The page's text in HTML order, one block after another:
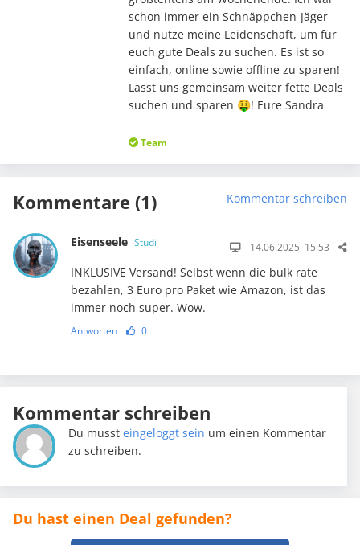
schon immer ein Schnäppchen-Jäger
und nutze meine Leidenschaft, um für
euch gute Deals zu suchen. Es ist so
einfach, online sowie offline zu sparen!
Lasst uns gemeinsam weiter fette Deals
suchen und sparen 🤑! Eure Sandra
Team
Kommentare (1) Kommentar schreiben
Eisenseele Studi 14.06.2025, 15:53
INKLUSIVE Versand! Selbst wenn die bulk rate
bezahlen, 3 Euro pro Paket wie Amazon, ist das
immer noch super. Wow.
Antworten 0
Kommentar schreiben
Du mussteingeloggt sein um einen Kommentar
zu schreiben.
Du hast einen Deal gefunden?